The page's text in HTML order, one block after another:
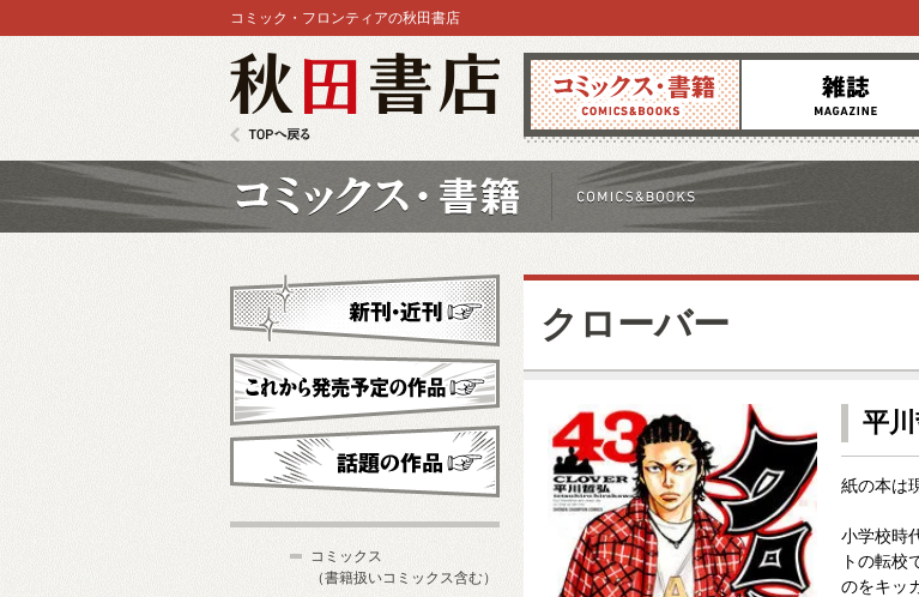
コミックス 雑誌
コミック・フロンティアの秋田書店
クローバー
平
紙の本は
小学校時
トの転校
のをキッ
新刊・近刊
これから発売予定
コミックス
（書籍扱いコミックス含む）